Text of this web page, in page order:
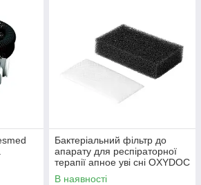
Бактеріальний фільтр до
апарату для респіраторної
терапії апное уві сні OXYDOC
(4 шт в наборі)
В наявності